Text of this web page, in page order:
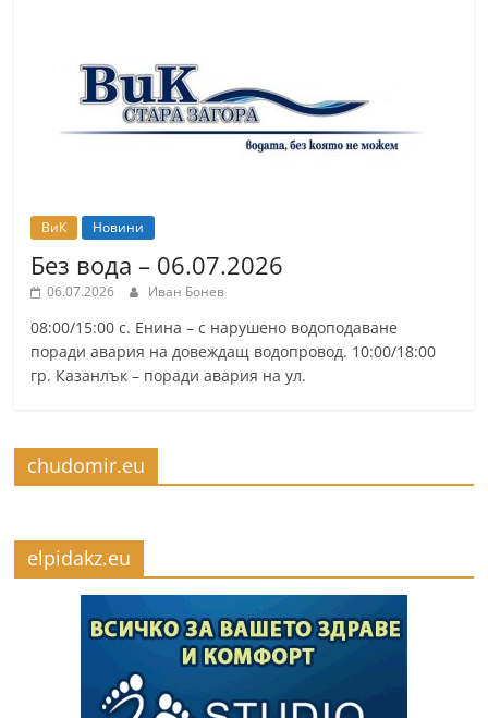
ВиК Новини
Без вода – 06.07.2026
06.07.2026 Иван Бонев
08:00/15:00 с. Енина – с нарушено водоподаване
поради авария на довеждащ водопровод. 10:00/18:00
гр. Казанлък – поради авария на ул.
chudomir.eu
elpidakz.eu